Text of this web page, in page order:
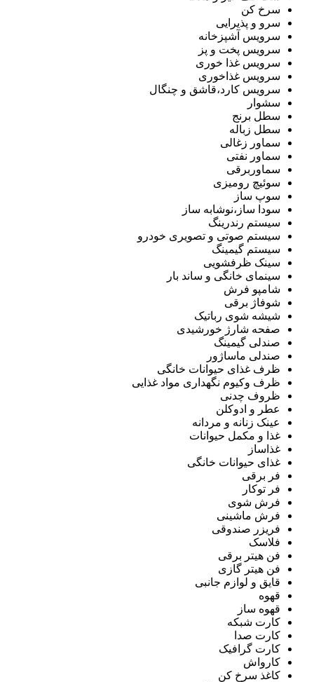
سرخ کن
سرو و پذیرایی
سرویس آشپزخانه
سرویس پخت و پز
سرویس غذا خوری
سرویس غذاخوری
سرویس کارد،قاشق و چنگال
سشوار
سطل برنج
سطل زباله
سماور زغالی
سماور نفتی
سماوربرقی
سوئیچ رومیزی
سوپ ساز
سودا ساز،نوشابه ساز
سیستم رندرینگ
سیستم صوتی و تصویری خودرو
سیستم گیمینگ
سینک ظرفشویی
سینمای خانگی و ساند بار
شامپو فرش
شوفاژ برقی
شیشه شوی رباتیک
صفحه شارژ خورشیدی
صندلی گیمینگ
صندلی ماساژور
ظرف غذای حیوانات خانگی
ظرف وکیوم نگهداری مواد غذایی
ظروف چدنی
عطر و ادوکلن
عینک زنانه و مردانه
غذا و مکمل حیوانات
غذاساز
غذای حیوانات خانگی
فر برقی
فر توکار
فرش شوی
فرش ماشینی
فریزر صندوقی
فلاسک
فن هیتر برقی
فن هیتر گازی
قایق و لوازم جانبی
قهوه
قهوه ساز
کارت شبکه
کارت صدا
کارت گرافیک
کارواش
کاغذ سرخ کن